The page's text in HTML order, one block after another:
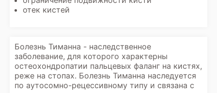
отек кистей
Болезнь Тиманна - наследственное
заболевание, для которого характерны
остеохондропатии пальцевых фаланг на кистях,
реже на стопах. Болезнь Тиманна наследуется
по аутосомно-рецессивному типу и связана с